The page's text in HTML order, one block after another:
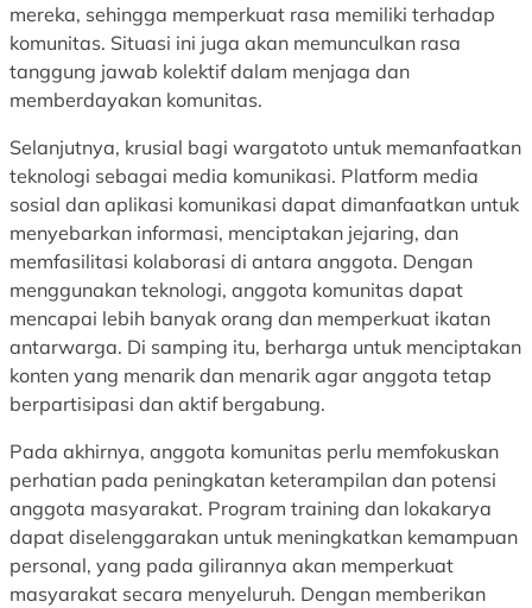
mereka, sehingga memperkuat rasa memiliki terhadap
komunitas. Situasi ini juga akan memunculkan rasa
tanggung jawab kolektif dalam menjaga dan
memberdayakan komunitas.
Selanjutnya, krusial bagi wargatoto untuk memanfaatkan
teknologi sebagai media komunikasi. Platform media
sosial dan aplikasi komunikasi dapat dimanfaatkan untuk
menyebarkan informasi, menciptakan jejaring, dan
memfasilitasi kolaborasi di antara anggota. Dengan
menggunakan teknologi, anggota komunitas dapat
mencapai lebih banyak orang dan memperkuat ikatan
antarwarga. Di samping itu, berharga untuk menciptakan
konten yang menarik dan menarik agar anggota tetap
berpartisipasi dan aktif bergabung.
Pada akhirnya, anggota komunitas perlu memfokuskan
perhatian pada peningkatan keterampilan dan potensi
anggota masyarakat. Program training dan lokakarya
dapat diselenggarakan untuk meningkatkan kemampuan
personal, yang pada gilirannya akan memperkuat
masyarakat secara menyeluruh. Dengan memberikan